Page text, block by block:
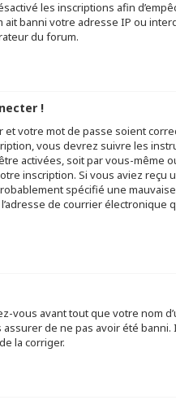
les inscriptions afin
banni votre adresse IP ou
du forum.
!
votre mot de passe soient
vous devrez suivre les
activées, soit par vous-même
inscription. Si vous aviez
spécifié une
de courrier
vous avant tout que votre nom
de ne pas avoir été
la corriger.